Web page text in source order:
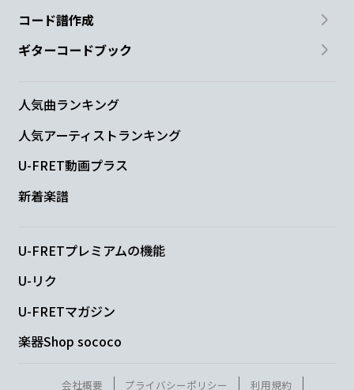
コード譜作成
ギターコードブック
人気曲ランキング
人気アーティストランキング
U-FRET動画プラス
新着楽譜
U-FRETプレミアムの機能
U-リク
U-FRETマガジン
楽器Shop sococo
会社概要 プライバシーポリシー 利用規約